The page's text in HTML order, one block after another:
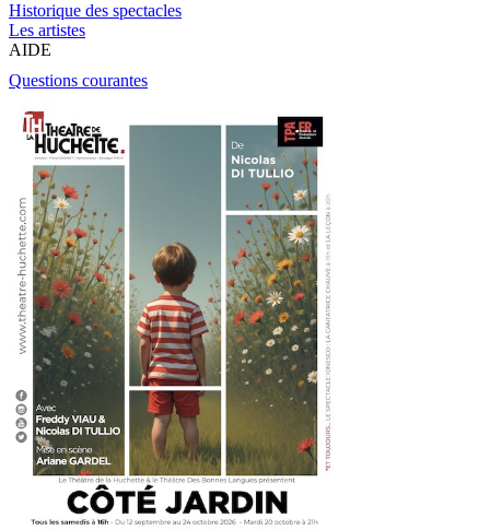
Historique des spectacles
Les artistes
AIDE
Questions courantes